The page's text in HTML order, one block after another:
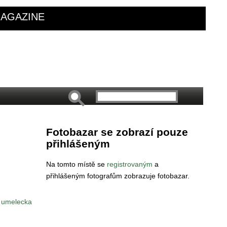
Fotobazar se zobrazí pouze
přihlášeným
Na tomto místě se registrovaným a
přihlášeným fotografům zobrazuje fotobazar.